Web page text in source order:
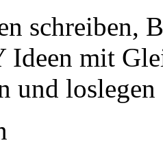
schreiben,
Ideen mit
und loslegen